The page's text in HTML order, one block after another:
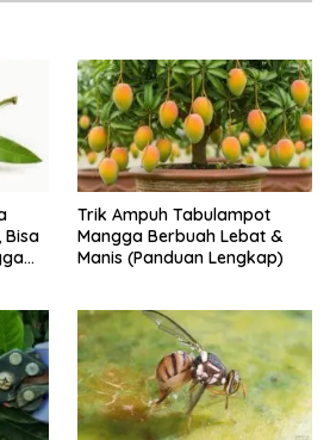
Bisa
Trik Ampuh Tabulampot
Mangga Berbuah Lebat &
Manis (Panduan Lengkap)